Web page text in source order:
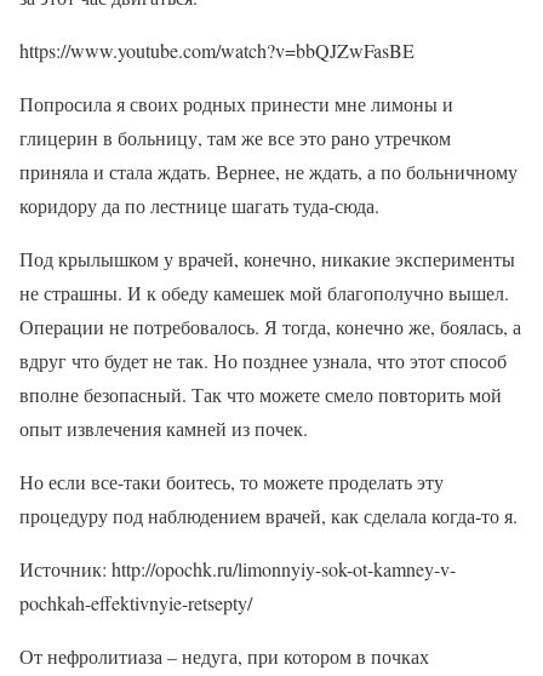
https://www.youtube.com/watch?v=bbQJZwFasBE
Попросила я своих родных принести мне лимоны и
глицерин в больницу, там же все это рано утречком
приняла и стала ждать. Вернее, не ждать, а по больничному
коридору да по лестнице шагать туда-сюда.
Под крылышком у врачей, конечно, никакие эксперименты
не страшны. И к обеду камешек мой благополучно вышел.
Операции не потребовалось. Я тогда, конечно же, боялась, а
вдруг что будет не так. Но позднее узнала, что этот способ
вполне безопасный. Так что можете смело повторить мой
опыт извлечения камней из почек.
Но если все-таки боитесь, то можете проделать эту
процедуру под наблюдением врачей, как сделала когда-то я.
Источник: http://opochk.ru/limonnyiy-sok-ot-kamney-v-
pochkah-effektivnyie-retsepty/
От нефролитиаза – недуга, при котором в почках